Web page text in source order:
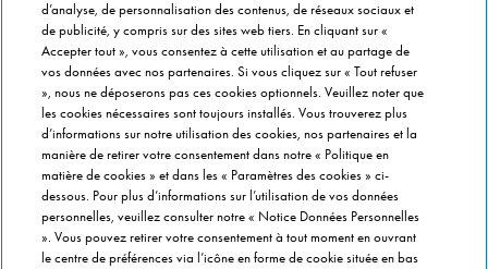
Domino's x Oasis x Spiderman
Nos opérations locales
PRÈS DE CHEZ VOUS
Pizzas Paris
Pizzas Lyon
Pizzas Marseille
Pizzas Lille
Pizzas Nantes
d’analyse, de personnalisation des contenus, de réseaux sociaux et
de publicité, y compris sur des sites web tiers. En cliquant sur «
Accepter tout », vous consentez à cette utilisation et au partage de
vos données avec nos partenaires. Si vous cliquez sur « Tout refuser
», nous ne déposerons pas ces cookies optionnels. Veuillez noter que
les cookies nécessaires sont toujours installés. Vous trouverez plus
d’informations sur notre utilisation des cookies, nos partenaires et la
manière de retirer votre consentement dans notre « Politique en
matière de cookies » et dans les « Paramètres des cookies » ci-
dessous. Pour plus d’informations sur l’utilisation de vos données
personnelles, veuillez consulter notre « Notice Données Personnelles
». Vous pouvez retirer votre consentement à tout moment en ouvrant
le centre de préférences via l’icône en forme de cookie située en bas